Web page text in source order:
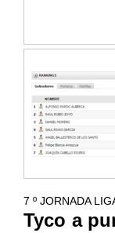
7 º JORNADA
Tyco a